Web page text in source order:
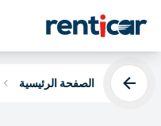
الصفحة الرئيسية